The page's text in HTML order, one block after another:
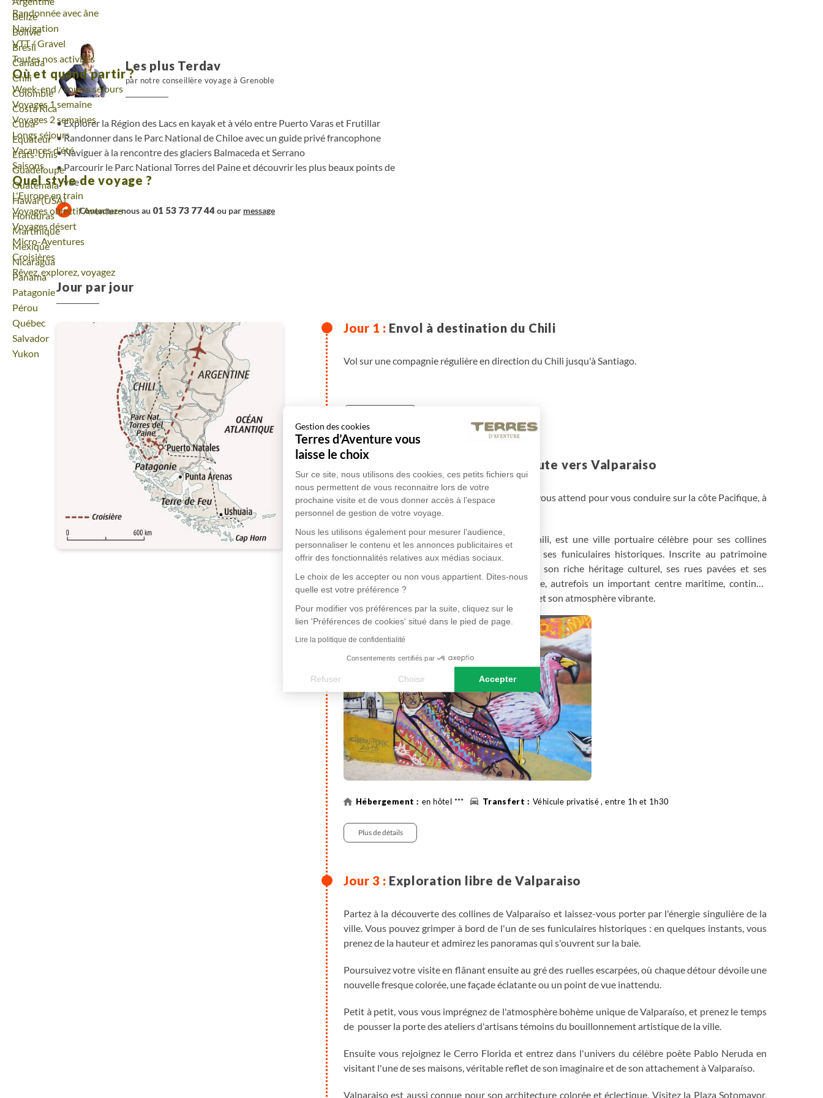
Gestion des cookies
Terres d’Aventure vous
laisse le choix
Sur ce site, nous utilisons des cookies, ces petits fichiers qui
nous permettent de vous reconnaitre lors de votre
prochaine visite et de vous donner accès à l’espace
personnel de gestion de votre voyage.
Nous les utilisons également pour mesurer l’audience,
personnaliser le contenu et les annonces publicitaires et
offrir des fonctionnalités relatives aux médias sociaux.
Le choix de les accepter ou non vous appartient. Dites-nous
quelle est votre préférence ?
Pour modifier vos préférences par la suite, cliquez sur le
lien 'Préférences de cookies' situé dans le pied de page.
Lire la politique de confidentialité
Consentements certifiés par
Refuser Choisir Accepter
Axeptio consent
Plateforme de Gestion du Consentement : Personnalisez vos Options
Notre plateforme vous permet d'adapter et de gérer vos paramètres de confidentialité, en garantissant la conformité avec
Voyage
Belize
Voyage
Bolivie
Voyage
Brésil
Voyage
Canada
Voyage
Chili
Voyage
Colombie
Voyage
Costa Rica
Voyage
Cuba
Voyage
Equateur
Voyage
Etats-Unis
Voyage
Guadeloupe
Voyage
Guatemala
Voyage
Hawaï (USA)
Voyage
Honduras
Voyage
Martinique
Voyage
Mexique
Voyage
Nicaragua
Voyage
Panama
Voyage
Patagonie
Voyage
Pérou
Voyage
Québec
Voyage
Salvador
Voyage
Yukon
Randonnée avec âne
Navigation
VTT / Gravel
Toutes nos activités
Où et quand partir ?
Week-end / courts séjours
Voyages 1 semaine
Voyages 2 semaines
Longs séjours
Vacances d'été
Saisons
Quel style de voyage ?
L'Europe en train
Voyages objectif Aventure
Voyages désert
Micro-Aventures
Croisières
Rêvez, explorez, voyagez
Les plus Terdav
par notre conseillère voyage à Grenoble
Explorer la Région des Lacs en kayak et à vélo entre Puerto Varas et Frutillar
Randonner dans le Parc National de Chiloe avec un guide privé francophone
Naviguer à la rencontre des glaciers Balmaceda et Serrano
Parcourir le Parc National Torres del Paine et découvrir les plus beaux points de
vue
Contactez-nous au 01 53 73 77 44 ou par message
Jour par jour
Envol à destination du Chili
Vol sur une compagnie régulière en direction du Chili jusqu'à Santiago.
Arrivée à Santiago et route vers Valparaiso
Arrivée à Santiago de Chile, un véhicule privé vous attend pour vous conduire sur la côte Pacifique, à
Valparaiso jusqu'à votre hôtel.
Valparaíso, située sur la côte centrale du Chili, est une ville portuaire célèbre pour ses collines
escarpées couvertes de maisons colorées et ses funiculaires historiques. Inscrite au patrimoine
mondial de l'UNESCO, elle est connue pour son riche héritage culturel, ses rues pavées et ses
nombreux artistes de rue. Cette ville bohème, autrefois un important centre maritime, continue
d'attirer des visiteurs pour son charme unique et son atmosphère vibrante.
en hôtel *** Véhicule privatisé , entre 1h et 1h30
Plus de détails
Exploration libre de Valparaiso
Partez à la découverte des collines de Valparaíso et laissez-vous porter par l'énergie singulière de la
ville. Vous pouvez grimper à bord de l'un de ses funiculaires historiques : en quelques instants, vous
prenez de la hauteur et admirez les panoramas qui s'ouvrent sur la baie.
Poursuivez votre visite en flânant ensuite au gré des ruelles escarpées, où chaque détour dévoile une
nouvelle fresque colorée, une façade éclatante ou un point de vue inattendu.
Petit à petit, vous vous imprégnez de l'atmosphère bohème unique de Valparaíso, et prenez le temps
de pousser la porte des ateliers d'artisans témoins du bouillonnement artistique de la ville.
Ensuite vous rejoignez le Cerro Florida et entrez dans l'univers du célèbre poète Pablo Neruda en
visitant l'une de ses maisons, véritable reflet de son imaginaire et de son attachement à Valparaíso.
Valparaiso est aussi connue pour son architecture colorée et éclectique. Visitez la Plaza Sotomayor,